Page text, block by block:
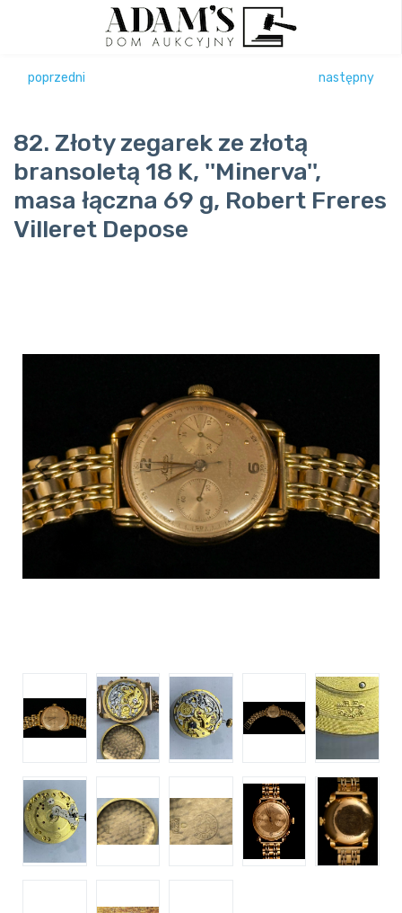
poprzedni następny
82. Złoty zegarek ze złotą
bransoletą 18 K, ''Minerva'',
masa łączna 69 g, Robert Freres
Villeret Depose
Previous Next